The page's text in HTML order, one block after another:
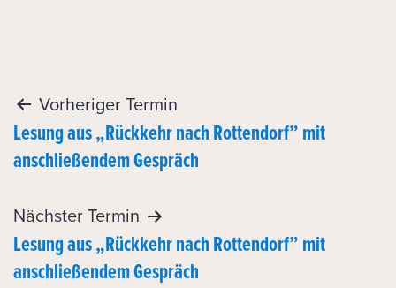
Post
navigation
Vorheriger Termin
Lesung aus „Rückkehr nach Rottendorf” mit
anschließendem Gespräch
Nächster Termin
Lesung aus „Rückkehr nach Rottendorf” mit
anschließendem Gespräch